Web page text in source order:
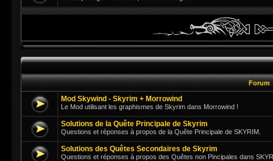
Forum
Mod Skywind - Skyrim + Morrowind
Le Mod utilisant les graphismes de Skyrim dans Morrowind !
Solutions de la Quête Principale de Skyrim
Questions et réponses à propos de la Quête Principale de SKYRIM.
Solutions des Quêtes Secondaires de Skyrim
Questions et réponses à propos des Quêtes non Pincipales dans